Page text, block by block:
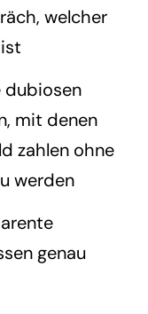
welcher
dubiosen
mit denen
zahlen ohne
werden
genau